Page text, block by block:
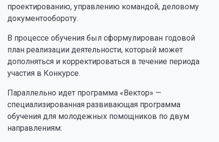
проектированию, управлению командой, деловому
документообороту.
В процессе обучения был сформулирован годовой
план реализации деятельности, который может
дополняться и корректироваться в течение периода
участия в Конкурсе.
Параллельно идет программа «Вектор» —
специализированная развивающая программа
обучения для молодежных помощников по двум
направлениям: